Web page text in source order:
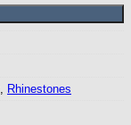
Rhinestones